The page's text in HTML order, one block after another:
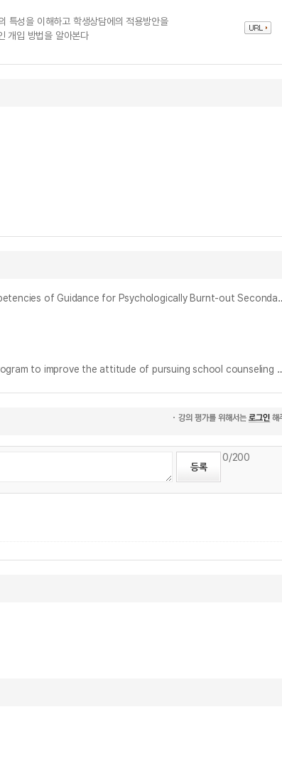
특성을 이해하고 학생상담에의 적용방안을
개입 방법을 알아본다
심리적으로 소진된 중등교사의 생활지도 역량 향상을 위한 집단상담
초등학교 고학년 학생의 학교상담 추구 태도 개선을 위한 심리교육 프로그램 개발 및 효과 검증 =
0/200